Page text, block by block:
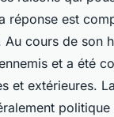
réponse est
Au cours de son
et a été
et extérieures.